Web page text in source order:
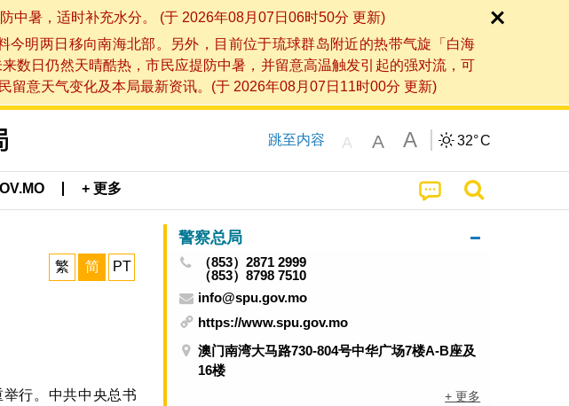
中暑，适时补充水分。 (于 2026年08月07日06时50分 更新)
明两日移向南海北部。另外，目前位于琉球群岛附近的热带气旋「白海
数日仍然天晴酷热，市民应提防中暑，并留意高温触发引起的强对流，可
意天气变化及本局最新资讯。(于 2026年08月07日11时00分 更新)
跳至内容 A A A 32°C
+ 更多
繁 简 PT
行。中共中央总书
警察总局
（853）2871 2999
（853）8798 7510
info@spu.gov.mo
https://www.spu.gov.mo
澳门南湾大马路730-804号中华广场7楼A-B座及
16楼
+ 更多